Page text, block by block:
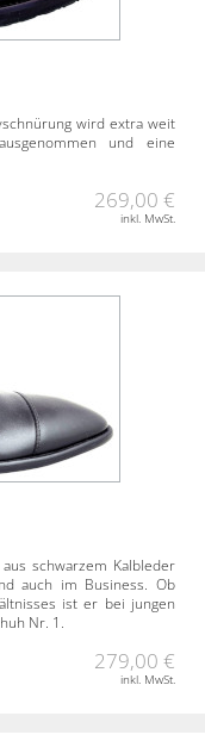
wird extra weit
und eine
269,00 €
inkl. MwSt.
schwarzem Kalbleder
auch im Business. Ob
ist er bei jungen
Nr. 1.
279,00 €
inkl. MwSt.